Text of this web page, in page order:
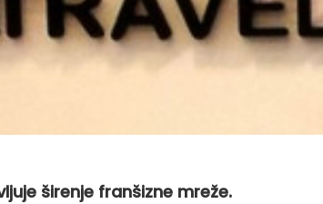
širenje franšizne mreže.